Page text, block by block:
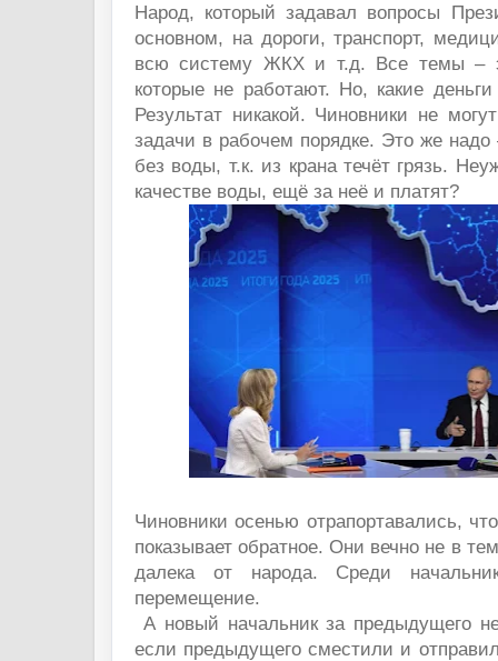
Народ, который задавал вопросы
основном, на дороги, транспорт,
всю систему ЖКХ и т.д. Все темы –
которые не работают. Но, какие
Результат никакой. Чиновники не
задачи в рабочем порядке. Это же
без воды, т.к. из крана течёт грязь.
качестве воды, ещё за неё и платят?
Чиновники осенью отрапортавались,
показывает обратное. Они вечно не в
далека от народа. Среди
перемещение.
А новый начальник за предыдущего
если предыдущего сместили и